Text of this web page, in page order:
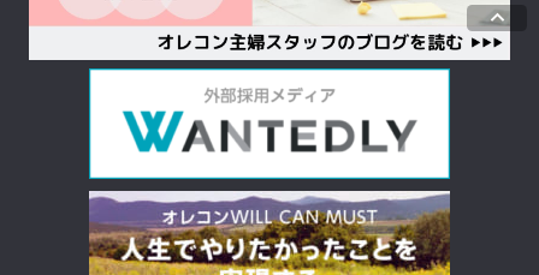
keyboard_arrow_up